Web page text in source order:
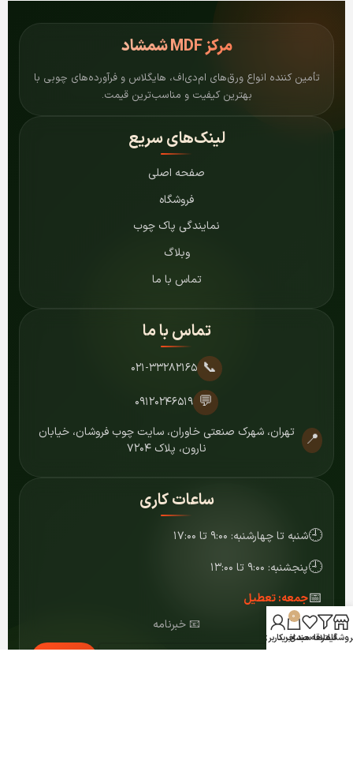
مرکزMDF شمشاد
تأمین کننده انواع ورق‌های ام‌دی‌اف، هایگلاس و فرآورده‌های چوبی با
بهترین کیفیت و مناسب‌ترین قیمت.
لینک‌های سریع
صفحه اصلی
فروشگاه
نمایندگی پاک چوب
وبلاگ
تماس با ما
تماس با ما
📞 ۰۲۱-۳۳۲۸۲۱۶۵
💬 ۰۹۱۲۰۲۴۶۵۱۹
📍
تهران، شهرک صنعتی خاوران، سایت چوب فروشان، خیابان
نارون، پلاک ۷۲۰۴
ساعات کاری
🕘شنبه تا چهارشنبه: ۹:۰۰ تا ۱۷:۰۰
🕘پنجشنبه: ۹:۰۰ تا ۱۳:۰۰
📅جمعه: تعطیل
📧 خبرنامه
فیلترها
علاقه مندی
0
سبد خرید
حساب کاربری من